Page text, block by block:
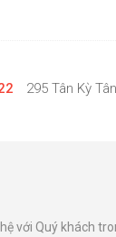
295 Tân Kỳ
với Quý khách